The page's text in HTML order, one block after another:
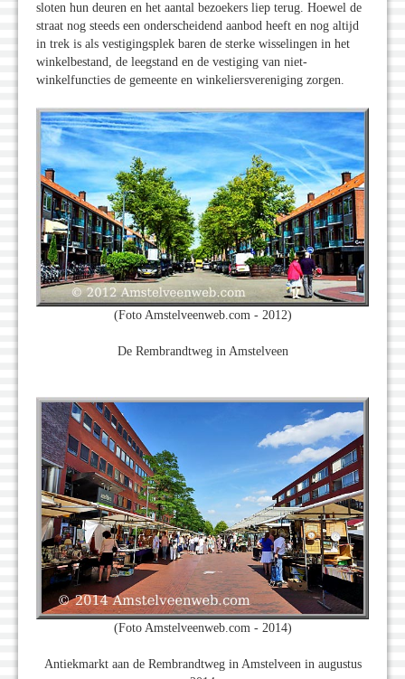
sloten hun deuren en het aantal bezoekers liep terug. Hoewel de
straat nog steeds een onderscheidend aanbod heeft en nog altijd
in trek is als vestigingsplek baren de sterke wisselingen in het
winkelbestand, de leegstand en de vestiging van niet-
winkelfuncties de gemeente en winkeliersvereniging zorgen.
(Foto Amstelveenweb.com - 2012)
De Rembrandtweg in Amstelveen
(Foto Amstelveenweb.com - 2014)
Antiekmarkt aan de Rembrandtweg in Amstelveen in augustus